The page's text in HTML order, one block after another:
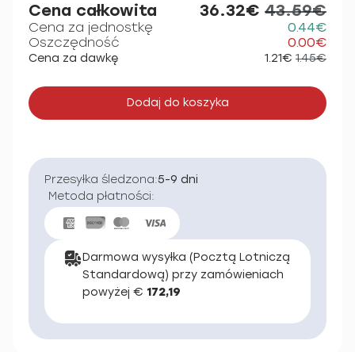
Cena całkowita 36.32€ 43.59€
Cena za jednostkę
0.44€
Oszczędność
0.00€
Cena za dawkę 1.21€ 1.45€
Dodaj do koszyka
Przesyłka śledzona:5-9 dni
Metoda płatności:
Darmowa wysyłka (Pocztą Lotniczą
Standardową) przy zamówieniach
powyżej € 172,19